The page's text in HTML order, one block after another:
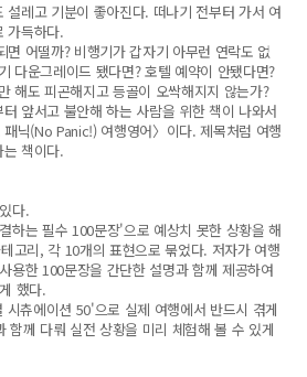
설레고 기분이 좋아진다. 떠나기 전부터 가서 여
가득하다.
어떨까? 비행기가 갑자기 아무런 연락도 없
다운그레이드 됐다면? 호텔 예약이 안됐다면?
해도 피곤해지고 등골이 오싹해지지 않는가?
앞서고 불안해 하는 사람을 위한 책이 나와서
닉(No Panic!) 여행영어〉이다. 제목처럼 여행
책이다.
다.
하는 필수 100문장'으로 예상치 못한 상황을 해
고리, 각 10개의 표현으로 묶었다. 저자가 여행
용한 100문장을 간단한 설명과 함께 제공하여
했다.
츄에이션 50'으로 실제 여행에서 반드시 겪게
함께 다뤄 실전 상황을 미리 체험해 볼 수 있게